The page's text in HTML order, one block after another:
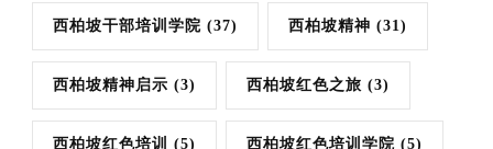
西柏坡干部培训学院 (37) 西柏坡精神 (31)
西柏坡精神启示 (3) 西柏坡红色之旅 (3)
西柏坡红色培训 (5) 西柏坡红色培训学院 (5)